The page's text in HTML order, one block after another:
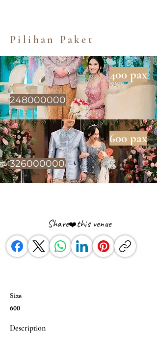
Pilihan Paket
400 pax
248000000
600 pax
326000000
Share❤️this venue
Size
600
Description